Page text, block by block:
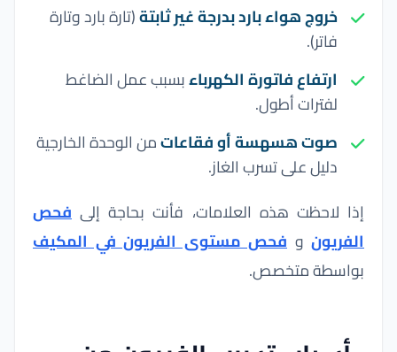
خروج هواء بارد بدرجة غير ثابتة(تارة بارد وتارة
فاتر).
ارتفاع فاتورة الكهرباءبسبب عمل الضاغط
لفترات أطول.
صوت هسهسة أو فقاعاتمن الوحدة الخارجية
دليل على تسرب الغاز.
إذا لاحظت هذه العلامات، فأنت بحاجة إلى فحص
الفريون و فحص مستوى الفريون في المكيف
بواسطة متخصص.